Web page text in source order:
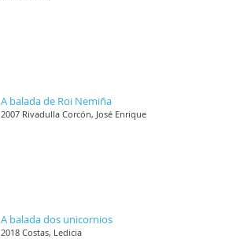
A balada de Roi Nemiña
2007 Rivadulla Corcón, José Enrique
A balada dos unicornios
2018 Costas, Ledicia